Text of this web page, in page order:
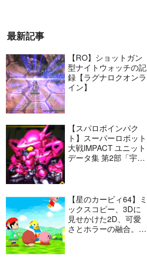
最新記事
【RO】ショットガン
型ナイトウォッチの記
録【ラグナロクオンラ
イン】
【スパロボインパク
ト】スーパーロボット
大戦IMPACT ユニット
データ集 第2部「宇宙
【星のカービィ64】ミ
ックスコピー、3Dに
見せかけた2D、可愛
さとホラーの融合。数